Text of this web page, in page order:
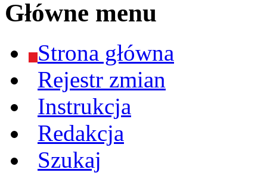
Główne menu
Strona główna
Rejestr zmian
Instrukcja
Redakcja
Szukaj